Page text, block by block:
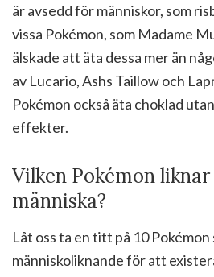
är avsedd för människor, som
vissa Pokémon, som Madame
älskade att äta dessa mer än
av Lucario, Ashs Taillow och
Pokémon också äta choklad
effekter.
Vilken Pokémon
människa?
Låt oss ta en titt på 10
människoliknande för att